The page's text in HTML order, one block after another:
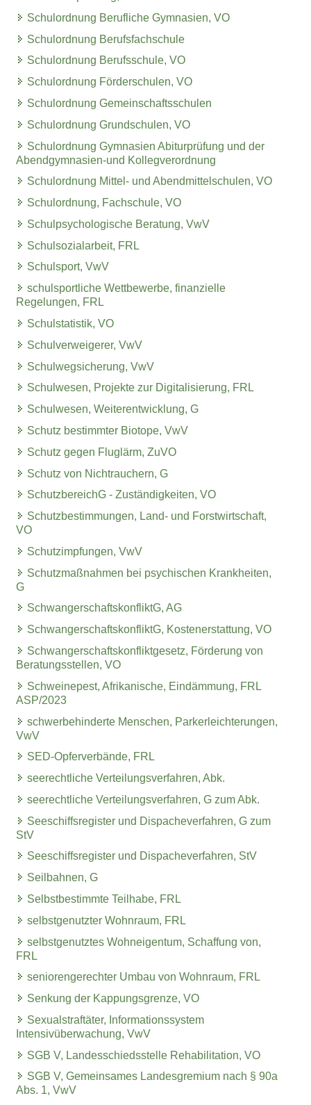
Schulordnung Berufliche Gymnasien, VO
Schulordnung Berufsfachschule
Schulordnung Berufsschule, VO
Schulordnung Förderschulen, VO
Schulordnung Gemeinschaftsschulen
Schulordnung Grundschulen, VO
Schulordnung Gymnasien Abiturprüfung und der
Abendgymnasien-und Kollegverordnung
Schulordnung Mittel- und Abendmittelschulen, VO
Schulordnung, Fachschule, VO
Schulpsychologische Beratung, VwV
Schulsozialarbeit, FRL
Schulsport, VwV
schulsportliche Wettbewerbe, finanzielle
Regelungen, FRL
Schulstatistik, VO
Schulverweigerer, VwV
Schulwegsicherung, VwV
Schulwesen, Projekte zur Digitalisierung, FRL
Schulwesen, Weiterentwicklung, G
Schutz bestimmter Biotope, VwV
Schutz gegen Fluglärm, ZuVO
Schutz von Nichtrauchern, G
SchutzbereichG - Zuständigkeiten, VO
Schutzbestimmungen, Land- und Forstwirtschaft,
VO
Schutzimpfungen, VwV
Schutzmaßnahmen bei psychischen Krankheiten,
G
SchwangerschaftskonfliktG, AG
SchwangerschaftskonfliktG, Kostenerstattung, VO
Schwangerschaftskonfliktgesetz, Förderung von
Beratungsstellen, VO
Schweinepest, Afrikanische, Eindämmung, FRL
ASP/2023
schwerbehinderte Menschen, Parkerleichterungen,
VwV
SED-Opferverbände, FRL
seerechtliche Verteilungsverfahren, Abk.
seerechtliche Verteilungsverfahren, G zum Abk.
Seeschiffsregister und Dispacheverfahren, G zum
StV
Seeschiffsregister und Dispacheverfahren, StV
Seilbahnen, G
Selbstbestimmte Teilhabe, FRL
selbstgenutzter Wohnraum, FRL
selbstgenutztes Wohneigentum, Schaffung von,
FRL
seniorengerechter Umbau von Wohnraum, FRL
Senkung der Kappungsgrenze, VO
Sexualstraftäter, Informationssystem
Intensivüberwachung, VwV
SGB V, Landesschiedsstelle Rehabilitation, VO
SGB V, Gemeinsames Landesgremium nach § 90a
Abs. 1, VwV